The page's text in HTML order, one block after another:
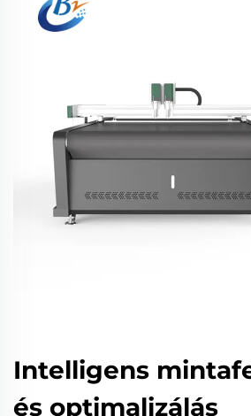
Intelligens
és optimalizálás